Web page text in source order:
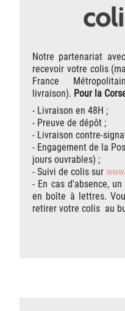
Notre partenariat
recevoir votre colis
France
livraison). Pour la
- Livraison en 48H ;
- Preuve de dépôt ;
- Livraison contre-
- Engagement de la
jours ouvrables) ;
- Suivi de colis sur
- En cas d'absence,
en boîte à lettres.
retirer votre colis au